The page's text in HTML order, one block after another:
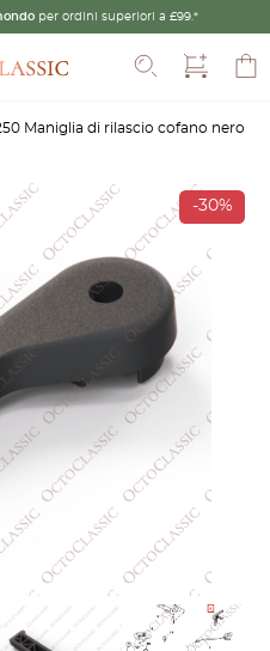
per ordini superiori a £99.*Cerca
Maniglia di rilascio cofano nero
-30%